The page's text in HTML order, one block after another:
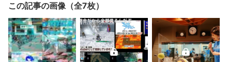
この記事の画像（全7枚）